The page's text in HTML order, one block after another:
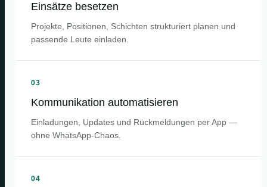
Einsätze besetzen
Projekte, Positionen, Schichten strukturiert planen und
passende Leute einladen.
03
Kommunikation automatisieren
Einladungen, Updates und Rückmeldungen per App —
ohne WhatsApp-Chaos.
04